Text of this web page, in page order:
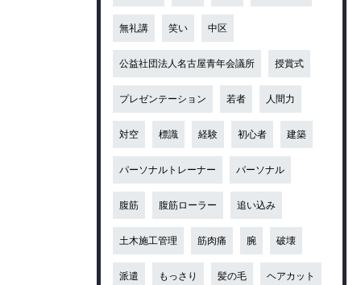
無礼講 笑い 中区
公益社団法人名古屋青年会議所 授賞式
プレゼンテーション 若者 人間力
対空 標識 経験 初心者 建築
パーソナルトレーナー パーソナル
腹筋 腹筋ローラー 追い込み
土木施工管理 筋肉痛 腕 破壊
派遣 もっさり 髪の毛 ヘアカット